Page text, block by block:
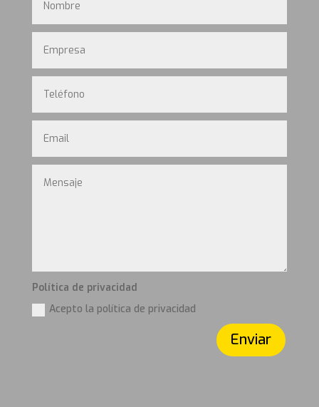
Política de privacidad
Acepto la política de privacidad
Enviar